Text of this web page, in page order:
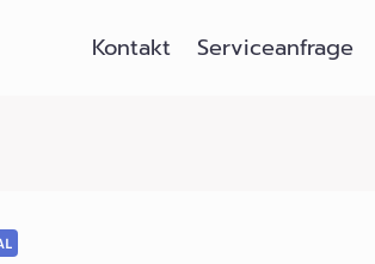
Kontakt Serviceanfrage